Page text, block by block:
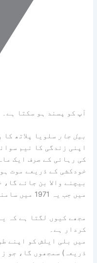
آپ کو پسند ہو سکتا ہے۔
بیل جار سلویا پلاتھ
خودکشی کے ذریعے موت
بیچنے والا بن جائے
میں جب یہ 1971 میں سامنے آیا تھا۔
مجھے کیوں لگتا ہے کہ
کردار ہے۔
میں بلی ایلش کو اپنے
ذریعہ) سمجھوں گا، جو